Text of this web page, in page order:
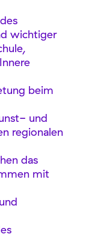
wichtiger
beim
und
regionalen
das
mit